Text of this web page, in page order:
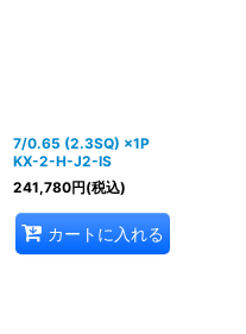
7/0.65 (2.3SQ) ×1P
KX-2-H-J2-IS
241,780円(税込)
カートに入れる